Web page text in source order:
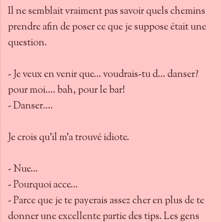
Il ne semblait vraiment pas savoir quels chemins
prendre afin de poser ce que je suppose était une
question.
- Je veux en venir que... voudrais-tu d... danser?
pour moi.... bah, pour le bar!
- Danser....
Je crois qu'il m'a trouvé idiote.
- Nue...
- Pourquoi acce...
- Parce que je te payerais assez cher en plus de te
donner une excellente partie des tips. Les gens